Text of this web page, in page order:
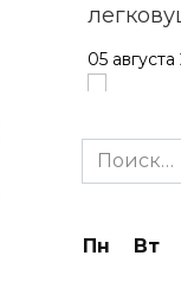
05
в чаты
Search
for:
Пн Вт